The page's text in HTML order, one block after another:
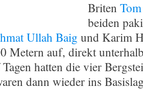
Briten
beiden
Ullah Baig und Karim
Metern auf, direkt
hatten die vier
dann wieder ins